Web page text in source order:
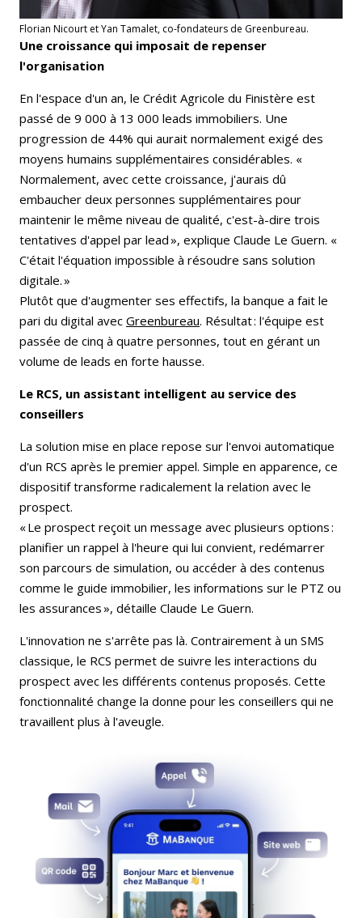
Florian Nicourt et Yan Tamalet, co-fondateurs de Greenbureau.
Une croissance qui imposait de repenser
l'organisation
En l'espace d'un an, le Crédit Agricole du Finistère est
passé de 9 000 à 13 000 leads immobiliers. Une
progression de 44% qui aurait normalement exigé des
moyens humains supplémentaires considérables. «
Normalement, avec cette croissance, j'aurais dû
embaucher deux personnes supplémentaires pour
maintenir le même niveau de qualité, c'est-à-dire trois
tentatives d'appel par lead », explique Claude Le Guern. «
C'était l'équation impossible à résoudre sans solution
digitale. »
Plutôt que d'augmenter ses effectifs, la banque a fait le
pari du digital avec Greenbureau. Résultat : l'équipe est
passée de cinq à quatre personnes, tout en gérant un
volume de leads en forte hausse.
Le RCS, un assistant intelligent au service des
conseillers
La solution mise en place repose sur l'envoi automatique
d'un RCS après le premier appel. Simple en apparence, ce
dispositif transforme radicalement la relation avec le
prospect.
« Le prospect reçoit un message avec plusieurs options :
planifier un rappel à l'heure qui lui convient, redémarrer
son parcours de simulation, ou accéder à des contenus
comme le guide immobilier, les informations sur le PTZ ou
les assurances », détaille Claude Le Guern.
L'innovation ne s'arrête pas là. Contrairement à un SMS
classique, le RCS permet de suivre les interactions du
prospect avec les différents contenus proposés. Cette
fonctionnalité change la donne pour les conseillers qui ne
travaillent plus à l'aveugle.